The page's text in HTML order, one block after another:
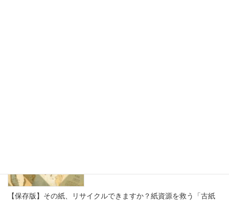
【保存版】その紙、リサイクルできますか？紙資源を救う「古紙